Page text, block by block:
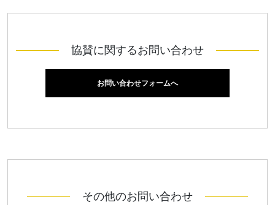
協賛に関するお問い合わせ
お問い合わせフォームへ
その他のお問い合わせ